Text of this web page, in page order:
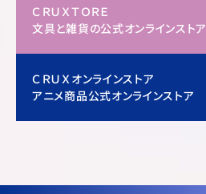
ＣＲＵＸＴＯＲＥ
文具と雑貨の公式オンラインストア
ＣＲＵＸオンラインストア
アニメ商品公式オンラインストア